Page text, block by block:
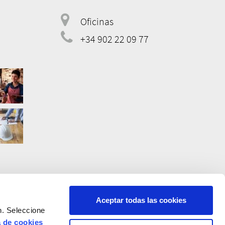
Seleccione
cookies
Aceptar todas las cookies
address
Oficinas
telephone
+34 902 22 09 77